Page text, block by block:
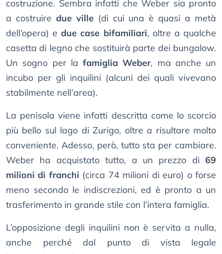
costruzione. Sembra infatti che Weber sia pronto
a costruire due ville(di cui una è quasi a metà
dell’opera) edue case bifamiliari, oltre a qualche
casetta di legno che sostituirà parte dei bungalow.
Un sogno per la famiglia Weber, ma anche un
incubo per gli inquilini (alcuni dei quali vivevano
stabilmente nell’area).
La penisola viene infatti descritta come lo scorcio
più bello sul lago di Zurigo, oltre a risultare molto
conveniente. Adesso, però, tutto sta per cambiare.
Weber ha acquistato tutto, a un prezzo di 69
milioni di franchi (circa 74 milioni di euro) o forse
meno secondo le indiscrezioni, ed è pronto a un
trasferimento in grande stile con l’intera famiglia.
L’opposizione degli inquilini non è servita a nulla,
anche perché dal punto di vista legale